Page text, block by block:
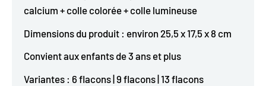
calcium + colle colorée + colle lumineuse
Dimensions du produit : environ 25,5 x 17,5 x 8 cm
Convient aux enfants de 3 ans et plus
Variantes : 6 flacons | 9 flacons | 13 flacons